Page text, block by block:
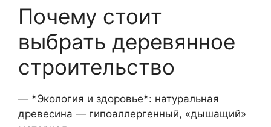
Почему стоит
выбрать деревянное
строительство
— *Экология и здоровье*: натуральная
древесина — гипоаллергенный, «дышащий»